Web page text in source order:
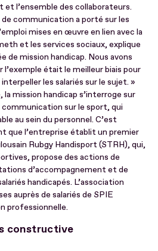
et l’ensemble des collaborateurs.
de communication a porté sur les
mises en œuvre en lien avec la
et les services sociaux, explique
de mission handicap. Nous avons
l’exemple était le meilleur biais pour
les salariés sur le sujet. »
mission handicap s’interroge sur
communication sur le sport, qui
au sein du personnel. C’est
que l’entreprise établit un premier
Rubgy Handisport (STRH), qui,
propose des actions de
d’accompagnement et de
handicapés. L’association
auprès de salariés de SPIE
professionnelle.
constructive